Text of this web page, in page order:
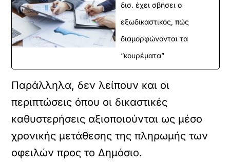
δισ. έχει σβήσει ο
εξωδικαστικός, πώς
διαμορφώνονται τα
“κουρέματα”
Παράλληλα, δεν λείπουν και οι
περιπτώσεις όπου οι δικαστικές
καθυστερήσεις αξιοποιούνται ως μέσο
χρονικής μετάθεσης της πληρωμής των
οφειλών προς το Δημόσιο.